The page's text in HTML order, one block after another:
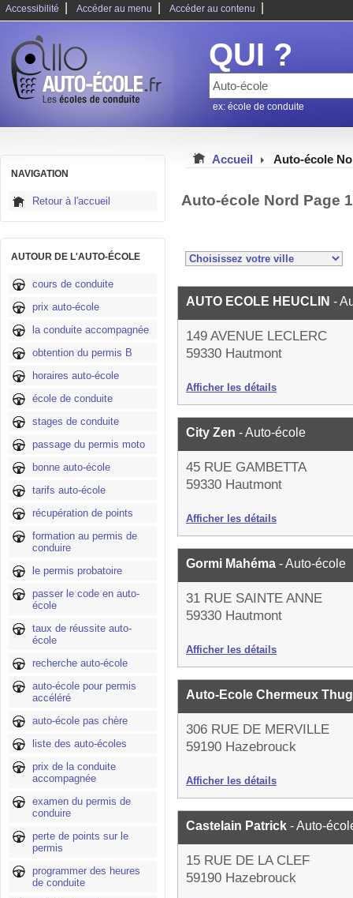
Accessibilité Accéder au menu Accéder au contenu
QUI ?
ex: école de conduite
NAVIGATION
Retour à l'accueil
AUTOUR DE L'AUTO-ÉCOLE
cours de conduite
prix auto-école
la conduite accompagnée
obtention du permis B
horaires auto-école
école de conduite
stages de conduite
passage du permis moto
bonne auto-école
tarifs auto-école
récupération de points
formation au permis de
conduire
le permis probatoire
passer le code en auto-
école
taux de réussite auto-
école
recherche auto-école
auto-école pour permis
accéléré
auto-école pas chère
liste des auto-écoles
prix de la conduite
accompagnée
examen du permis de
conduire
perte de points sur le
permis
programmer des heures
de conduite
Accueil Auto-école
Auto-école Nord Page
AUTO ECOLE HEUCLIN -
149 AVENUE LECLERC
59330 Hautmont
Afficher les détails
City Zen - Auto-école
45 RUE GAMBETTA
59330 Hautmont
Afficher les détails
Gormi Mahéma - Auto-école
31 RUE SAINTE ANNE
59330 Hautmont
Afficher les détails
Auto-Ecole Chermeux
306 RUE DE MERVILLE
59190 Hazebrouck
Afficher les détails
Castelain Patrick - Auto-
15 RUE DE LA CLEF
59190 Hazebrouck